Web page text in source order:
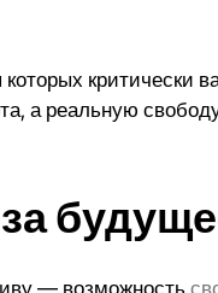
критически
а реальную
— возможность